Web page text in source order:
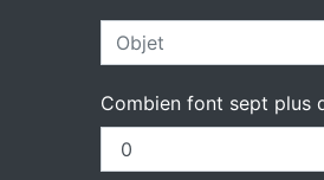
Combien font sept plus